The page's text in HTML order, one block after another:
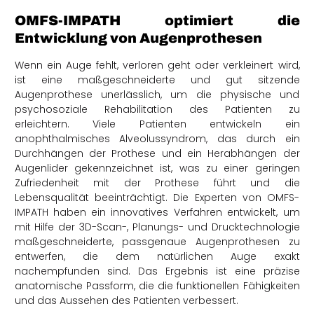
OMFS-IMPATH optimiert die
Entwicklung von Augenprothesen
Wenn ein Auge fehlt, verloren geht oder verkleinert wird,
ist eine maßgeschneiderte und gut sitzende
Augenprothese unerlässlich, um die physische und
psychosoziale Rehabilitation des Patienten zu
erleichtern. Viele Patienten entwickeln ein
anophthalmisches Alveolussyndrom, das durch ein
Durchhängen der Prothese und ein Herabhängen der
Augenlider gekennzeichnet ist, was zu einer geringen
Zufriedenheit mit der Prothese führt und die
Lebensqualität beeinträchtigt. Die Experten von OMFS-
IMPATH haben ein innovatives Verfahren entwickelt, um
mit Hilfe der 3D-Scan-, Planungs- und Drucktechnologie
maßgeschneiderte, passgenaue Augenprothesen zu
entwerfen, die dem natürlichen Auge exakt
nachempfunden sind. Das Ergebnis ist eine präzise
anatomische Passform, die die funktionellen Fähigkeiten
und das Aussehen des Patienten verbessert.